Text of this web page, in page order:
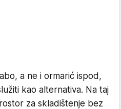
a ne i ormarić ispod,
kao alternativa. Na taj
za skladištenje bez